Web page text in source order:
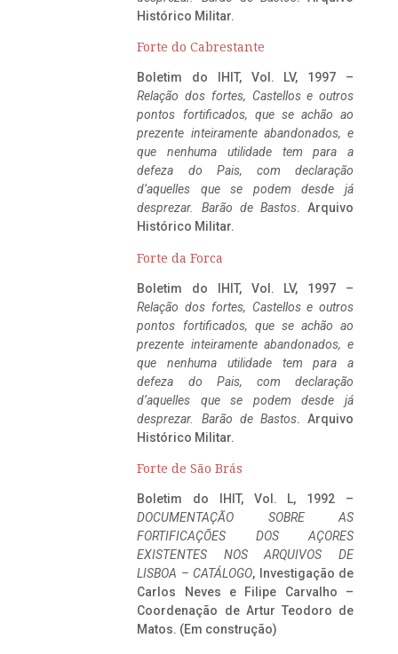
Histórico Militar.
Forte do Cabrestante
Boletim do IHIT, Vol. LV, 1997 –
Relação dos fortes, Castellos e outros
pontos fortificados, que se achão ao
prezente inteiramente abandonados, e
que nenhuma utilidade tem para a
defeza do Pais, com declaração
d’aquelles que se podem desde já
desprezar. Barão de Bastos. Arquivo
Histórico Militar.
Forte da Forca
Boletim do IHIT, Vol. LV, 1997 –
Relação dos fortes, Castellos e outros
pontos fortificados, que se achão ao
prezente inteiramente abandonados, e
que nenhuma utilidade tem para a
defeza do Pais, com declaração
d’aquelles que se podem desde já
desprezar. Barão de Bastos. Arquivo
Histórico Militar.
Forte de São Brás
Boletim do IHIT, Vol. L, 1992 –
DOCUMENTAÇÃO SOBRE AS
FORTIFICAÇÕES DOS AÇORES
EXISTENTES NOS ARQUIVOS DE
LISBOA – CATÁLOGO, Investigação de
Carlos Neves e Filipe Carvalho –
Coordenação de Artur Teodoro de
Matos. (Em construção)